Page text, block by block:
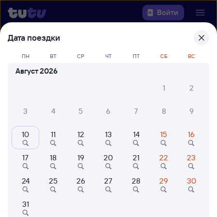
Войти
билеты Илеза — Ярославль-Главный
Откуда
Когда
Кто едет
Найти поезда
Дата поездки
ПН ВТ СР ЧТ ПТ СБ ВС
Август 2026
1
2
3 4 5 6 7 8 9
10 11 12 13 14 15 16
17 18 19 20 21 22 23
24 25 26 27 28 29 30
31